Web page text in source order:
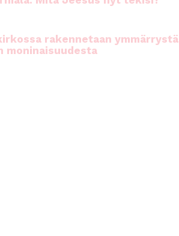
rakennetaan ymmärrystä
moninaisuudesta